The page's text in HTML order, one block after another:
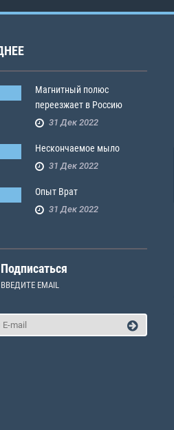
Магнитный полюс
переезжает в Россию
31 Дек 2022
Нескончаемое мыло
31 Дек 2022
Опыт Врат
31 Дек 2022
Подписаться
ВВЕДИТЕ EMAIL